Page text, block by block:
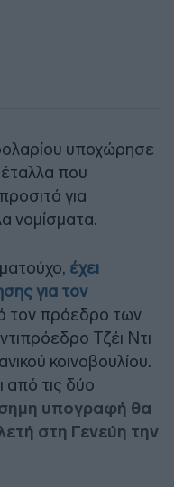
υποχώρησε
που
για
νομίσματα.
έχει
για τον
τον πρόεδρο των
Τζέι Ντι
κοινοβουλίου.
τις δύο
υπογραφή θα
στη Γενεύη την